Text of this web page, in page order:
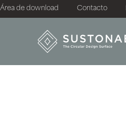
Área de download Contacto